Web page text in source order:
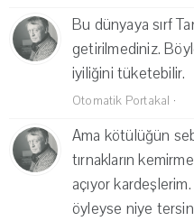
Bu dünyaya sırf
getirilmediniz.
iyiliğini tüketebilir.
Otomatik Portakal ·
Ama kötülüğün
tırnakların
açıyor
öyleyse niye